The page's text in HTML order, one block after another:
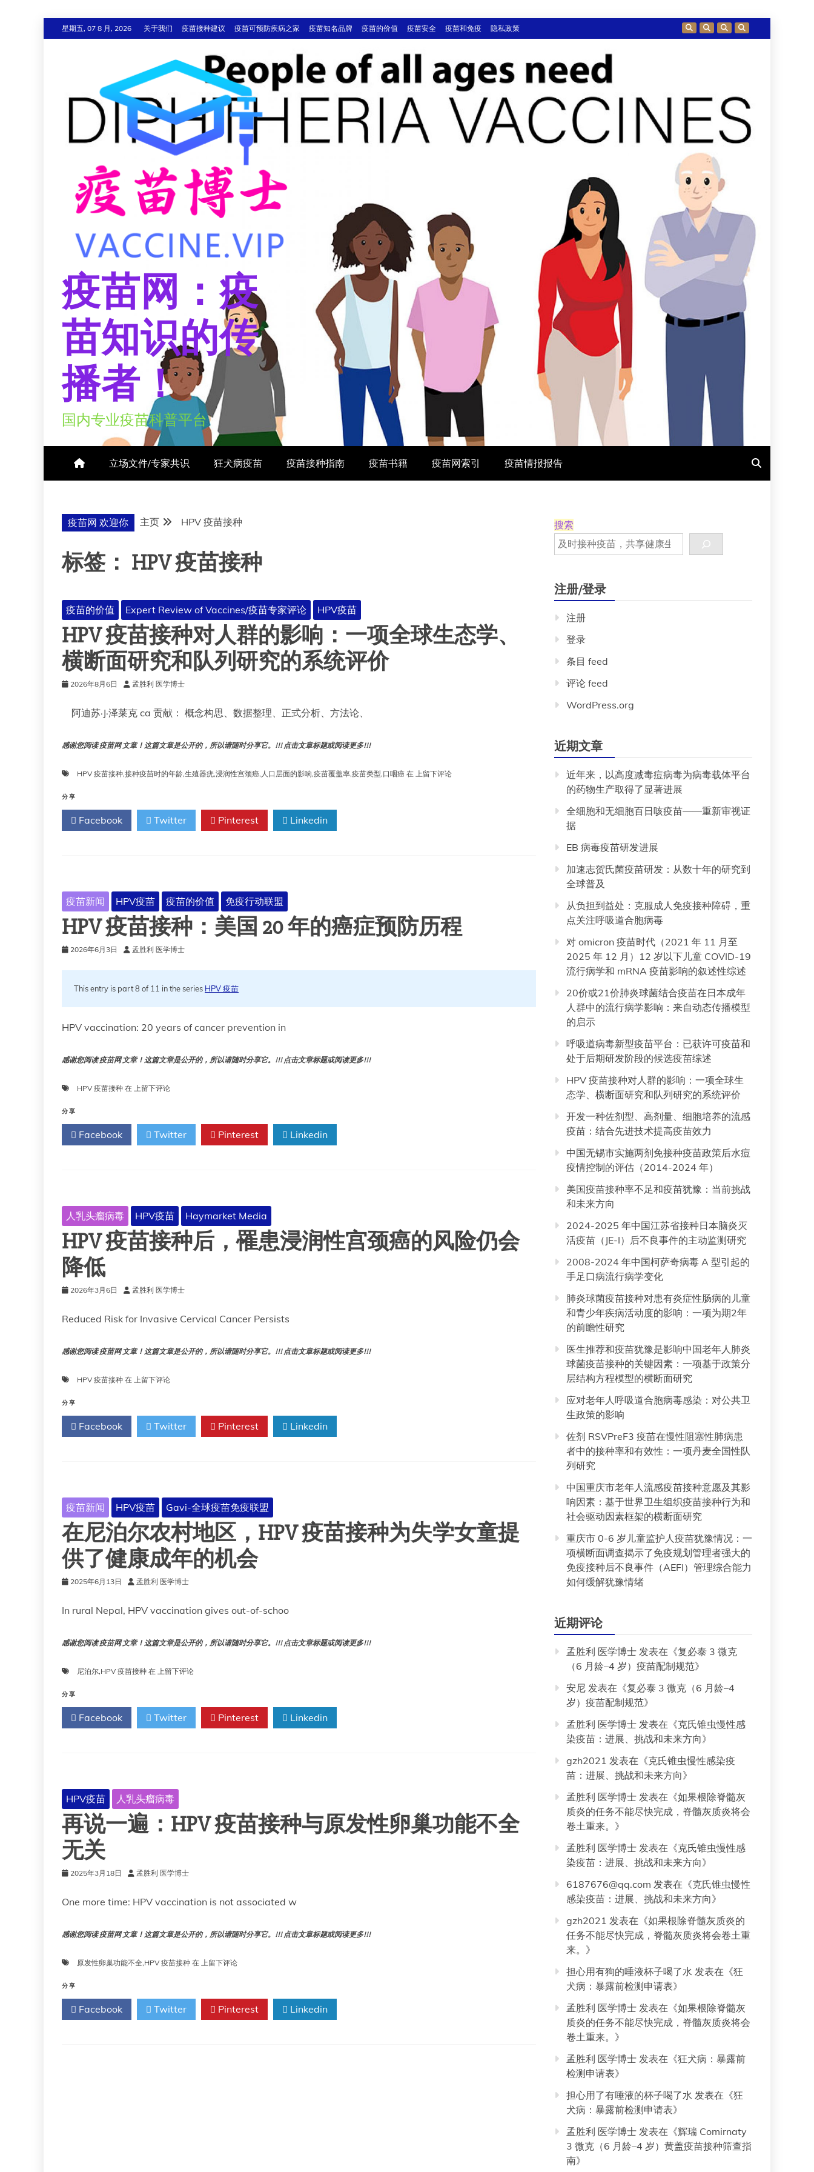
至
星期五, 07 8 月, 2026 关于我们 疫苗接种建议 疫苗可预防疾病之家 疫苗知名品牌 疫苗的价值 疫苗安全 疫苗和免疫 隐私政策
疫苗网：疫
苗知识的传
播者！
国内专业疫苗科普平台
立场文件/专家共识 狂犬病疫苗 疫苗接种指南 疫苗书籍 疫苗网索引 疫苗情报报告
疫苗网 欢迎你 主页 HPV 疫苗接种
标签： HPV 疫苗接种
疫苗的价值 Expert Review of Vaccines/疫苗专家评论 HPV疫苗
HPV 疫苗接种对人群的影响：一项全球生态学、
横断面研究和队列研究的系统评价
2026年8月6日 孟胜利 医学博士
阿迪苏·J·泽莱克 ca 贡献： 概念构思、数据整理、正式分析、方法论、
感谢您阅读 疫苗网 文章！这篇文章是公开的，所以请随时分享它。!!! 点击文章标题或阅读更多!!!
HPV 疫苗接种,接种疫苗时的年龄,生殖器疣,浸润性宫颈癌, 人口层面的影响,疫苗覆盖率,疫苗类型,口咽癌 在 HPV
项
全
上留下评论
分享
Facebook Twitter Pinterest Linkedin
疫苗新闻 HPV疫苗 疫苗的价值 免疫行动联盟
HPV 疫苗接种：美国 20 年的癌症预防历程
2026年6月3日 孟胜利 医学博士
This entry is part 8 of 11 in the series HPV 疫苗
HPV vaccination: 20 years of cancer prevention in
感谢您阅读 疫苗网 文章！这篇文章是公开的，所以请随时分享它。!!! 点击文章标题或阅读更多!!!
HPV 疫苗接种 在 HPV
接
种：
美
癌
症
预
防
上留下评论
分享
Facebook Twitter Pinterest Linkedin
人乳头瘤病毒 HPV疫苗 Haymarket Media
HPV 疫苗接种后，罹患浸润性宫颈癌的风险仍会
降低
2026年3月6日 孟胜利 医学博士
Reduced Risk for Invasive Cervical Cancer Persists
感谢您阅读 疫苗网 文章！这篇文章是公开的，所以请随时分享它。!!! 点击文章标题或阅读更多!!!
HPV 疫苗接种 在 HPV
接
后，
性
宫
颈
癌
的
风
仍
降
上留下评论
分享
Facebook Twitter Pinterest Linkedin
疫苗新闻 HPV疫苗 Gavi-全球疫苗免疫联盟
在尼泊尔农村地区，HPV 疫苗接种为失学女童提
供了健康成年的机会
2025年6月13日 孟胜利 医学博士
In rural Nepal, HPV vaccination gives out-of-schoo
感谢您阅读 疫苗网 文章！这篇文章是公开的，所以请随时分享它。!!! 点击文章标题或阅读更多!!!
尼泊尔,HPV 疫苗接种 在 在
尔
农
村
苗
接
为
童
供
康
年
会
上留下评论
分享
Facebook Twitter Pinterest Linkedin
HPV疫苗 人乳头瘤病毒
再说一遍：HPV 疫苗接种与原发性卵巢功能不全
无关
2025年3月18日 孟胜利 医学博士
One more time: HPV vaccination is not associated w
感谢您阅读 疫苗网 文章！这篇文章是公开的，所以请随时分享它。!!! 点击文章标题或阅读更多!!!
原发性卵巢功能不全,HPV 疫苗接种 在 再
遍：
HPV
疫
上留下评论
分享
Facebook Twitter Pinterest Linkedin
搜索
注册/登录
注册
登录
条目 feed
评论 feed
WordPress.org
近期文章
近年来，以高度减毒痘病毒为病毒载体平台
的药物生产取得了显著进展
全细胞和无细胞百日咳疫苗——重新审视证
据
EB 病毒疫苗研发进展
加速志贺氏菌疫苗研发：从数十年的研究到
全球普及
从负担到益处：克服成人免疫接种障碍，重
点关注呼吸道合胞病毒
对 omicron 疫苗时代（2021 年 11 月至
2025 年 12 月）12 岁以下儿童 COVID-19
流行病学和 mRNA 疫苗影响的叙述性综述
20价或21价肺炎球菌结合疫苗在日本成年
人群中的流行病学影响：来自动态传播模型
的启示
呼吸道病毒新型疫苗平台：已获许可疫苗和
处于后期研发阶段的候选疫苗综述
HPV 疫苗接种对人群的影响：一项全球生
态学、横断面研究和队列研究的系统评价
开发一种佐剂型、高剂量、细胞培养的流感
疫苗：结合先进技术提高疫苗效力
中国无锡市实施两剂免接种疫苗政策后水痘
疫情控制的评估（2014-2024 年）
美国疫苗接种率不足和疫苗犹豫：当前挑战
和未来方向
2024-2025 年中国江苏省接种日本脑炎灭
活疫苗（JE-I）后不良事件的主动监测研究
2008-2024 年中国柯萨奇病毒 A 型引起的
手足口病流行病学变化
肺炎球菌疫苗接种对患有炎症性肠病的儿童
和青少年疾病活动度的影响：一项为期2年
的前瞻性研究
医生推荐和疫苗犹豫是影响中国老年人肺炎
球菌疫苗接种的关键因素：一项基于政策分
层结构方程模型的横断面研究
应对老年人呼吸道合胞病毒感染：对公共卫
生政策的影响
佐剂 RSVPreF3 疫苗在慢性阻塞性肺病患
者中的接种率和有效性：一项丹麦全国性队
列研究
中国重庆市老年人流感疫苗接种意愿及其影
响因素：基于世界卫生组织疫苗接种行为和
社会驱动因素框架的横断面研究
重庆市 0-6 岁儿童监护人疫苗犹豫情况：一
项横断面调查揭示了免疫规划管理者强大的
免疫接种后不良事件（AEFI）管理综合能力
如何缓解犹豫情绪
近期评论
孟胜利 医学博士 发表在《复必泰 3 微克
（6 月龄–4 岁）疫苗配制规范》
安尼 发表在《复必泰 3 微克（6 月龄–4
岁）疫苗配制规范》
孟胜利 医学博士 发表在《克氏锥虫慢性感
染疫苗：进展、挑战和未来方向》
gzh2021 发表在《克氏锥虫慢性感染疫
苗：进展、挑战和未来方向》
孟胜利 医学博士 发表在《如果根除脊髓灰
质炎的任务不能尽快完成，脊髓灰质炎将会
卷土重来。 》
孟胜利 医学博士 发表在《克氏锥虫慢性感
染疫苗：进展、挑战和未来方向》
6187676@qq.com 发表在《克氏锥虫慢性
感染疫苗：进展、挑战和未来方向》
gzh2021 发表在《如果根除脊髓灰质炎的
任务不能尽快完成，脊髓灰质炎将会卷土重
来。 》
担心用有狗的唾液杯子喝了水 发表在《狂
犬病：暴露前检测申请表》
孟胜利 医学博士 发表在《如果根除脊髓灰
质炎的任务不能尽快完成，脊髓灰质炎将会
卷土重来。 》
孟胜利 医学博士 发表在《狂犬病：暴露前
检测申请表》
担心用了有唾液的杯子喝了水 发表在《狂
犬病：暴露前检测申请表》
孟胜利 医学博士 发表在《辉瑞 Comirnaty
3 微克（6 月龄–4 岁）黄盖疫苗接种筛查指
南》